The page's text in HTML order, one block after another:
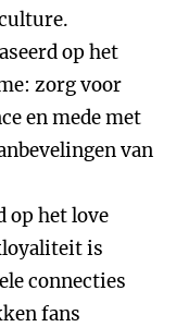
op het
zorg voor
en mede met
van
op het love
is
connecties
fans